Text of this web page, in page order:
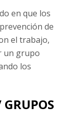
en que los
de
el trabajo,
un grupo
los
GRUPOS